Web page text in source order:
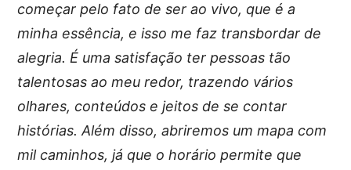
começar pelo fato de ser ao vivo, que é a
minha essência, e isso me faz transbordar de
alegria. É uma satisfação ter pessoas tão
talentosas ao meu redor, trazendo vários
olhares, conteúdos e jeitos de se contar
histórias. Além disso, abriremos um mapa com
mil caminhos, já que o horário permite que